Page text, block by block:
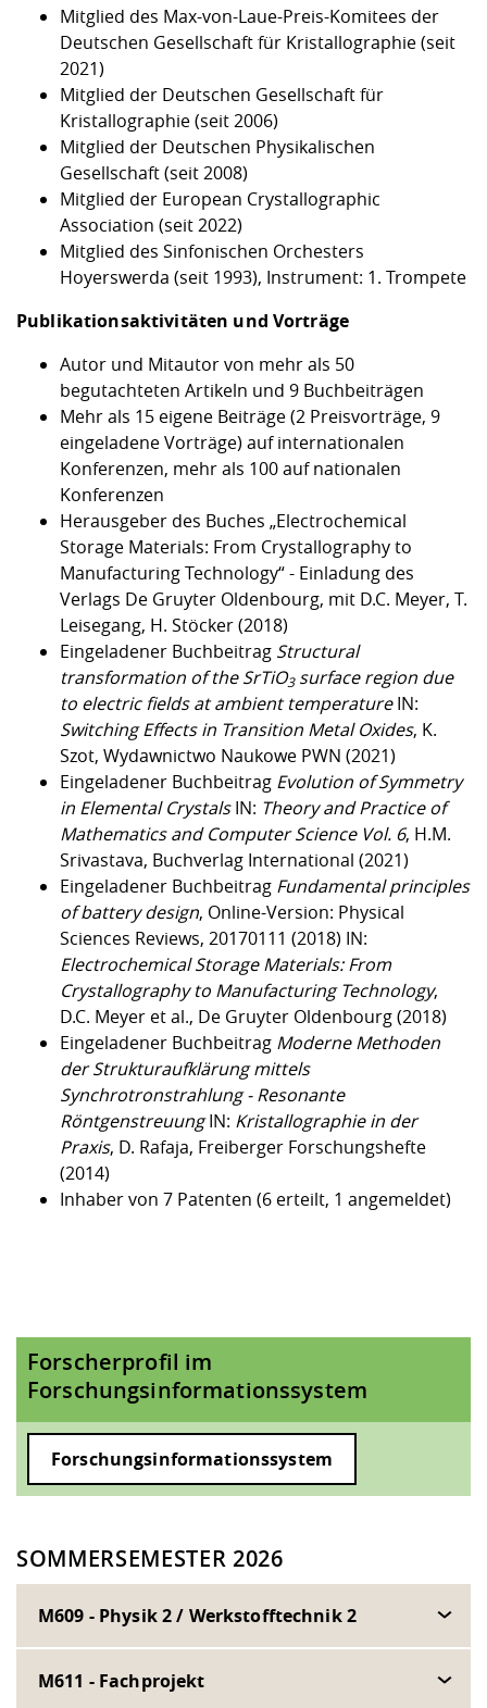
Mitglied des Max-von-Laue-Preis-Komitees der
Deutschen Gesellschaft für Kristallographie (seit
2021)
Mitglied der Deutschen Gesellschaft für
Kristallographie (seit 2006)
Mitglied der Deutschen Physikalischen
Gesellschaft (seit 2008)
Mitglied der European Crystallographic
Association (seit 2022)
Mitglied des Sinfonischen Orchesters
Hoyerswerda (seit 1993), Instrument: 1. Trompete
Publikationsaktivitäten und Vorträge
Autor und Mitautor von mehr als 50
begutachteten Artikeln und 9 Buchbeiträgen
Mehr als 15 eigene Beiträge (2 Preisvorträge, 9
eingeladene Vorträge) auf internationalen
Konferenzen, mehr als 100 auf nationalen
Konferenzen
Herausgeber des Buches „Electrochemical
Storage Materials: From Crystallography to
Manufacturing Technology“ - Einladung des
Verlags De Gruyter Oldenbourg, mit D.C. Meyer, T.
Leisegang, H. Stöcker (2018)
Eingeladener Buchbeitrag Structural
transformation of the SrTiO3surface region due
to electric fields at ambient temperatureIN:
Switching Effects in Transition Metal Oxides, K.
Szot, Wydawnictwo Naukowe PWN (2021)
Eingeladener Buchbeitrag Evolution of Symmetry
in Elemental CrystalsIN: Theory and Practice of
Mathematics and Computer Science Vol. 6, H.M.
Srivastava, Buchverlag International (2021)
Eingeladener Buchbeitrag Fundamental principles
of battery design, Online-Version: Physical
Sciences Reviews, 20170111 (2018) IN:
Electrochemical Storage Materials: From
Crystallography to Manufacturing Technology,
D.C. Meyer et al., De Gruyter Oldenbourg (2018)
Eingeladener Buchbeitrag Moderne Methoden
der Strukturaufklärung mittels
Synchrotronstrahlung - Resonante
RöntgenstreuungIN: Kristallographie in der
Praxis, D. Rafaja, Freiberger Forschungshefte
(2014)
Inhaber von 7 Patenten (6 erteilt, 1 angemeldet)
Forscherprofil im
Forschungsinformationssystem
Forschungsinformationssystem
SOMMERSEMESTER 2026
M609 - Physik 2 / Werkstofftechnik 2
M611 - Fachprojekt